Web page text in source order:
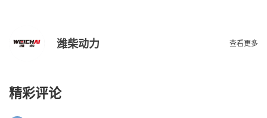
潍柴动力 查看更多
精彩评论